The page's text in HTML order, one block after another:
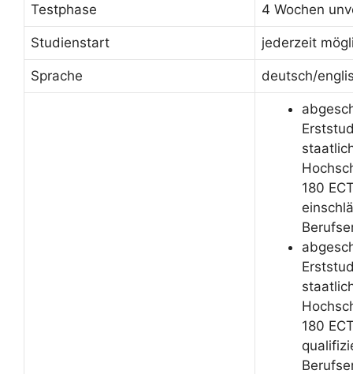
Testphase 4 Wochen
Studienstart jederzeit
Sprache deutsch/
180
180